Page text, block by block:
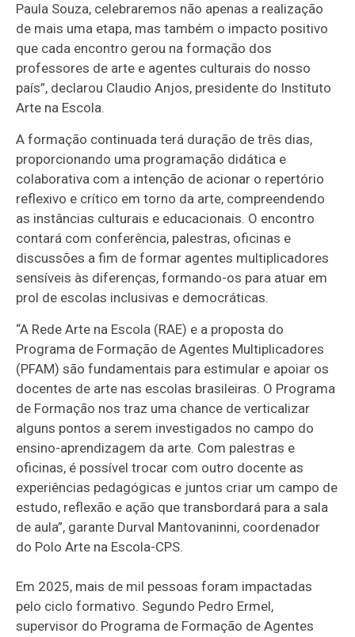
Paula Souza, celebraremos não apenas a realização
de mais uma etapa, mas também o impacto positivo
que cada encontro gerou na formação dos
professores de arte e agentes culturais do nosso
país”, declarou Claudio Anjos, presidente do Instituto
Arte na Escola.
A formação continuada terá duração de três dias,
proporcionando uma programação didática e
colaborativa com a intenção de acionar o repertório
reflexivo e crítico em torno da arte, compreendendo
as instâncias culturais e educacionais. O encontro
contará com conferência, palestras, oficinas e
discussões a fim de formar agentes multiplicadores
sensíveis às diferenças, formando-os para atuar em
prol de escolas inclusivas e democráticas.
“A Rede Arte na Escola (RAE) e a proposta do
Programa de Formação de Agentes Multiplicadores
(PFAM) são fundamentais para estimular e apoiar os
docentes de arte nas escolas brasileiras. O Programa
de Formação nos traz uma chance de verticalizar
alguns pontos a serem investigados no campo do
ensino-aprendizagem da arte. Com palestras e
oficinas, é possível trocar com outro docente as
experiências pedagógicas e juntos criar um campo de
estudo, reflexão e ação que transbordará para a sala
de aula”, garante Durval Mantovaninni, coordenador
do Polo Arte na Escola-CPS.
Em 2025, mais de mil pessoas foram impactadas
pelo ciclo formativo. Segundo Pedro Ermel,
supervisor do Programa de Formação de Agentes